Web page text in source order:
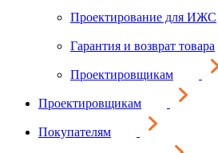
Проектирование для ИЖС
Гарантия и возврат товара
Проектировщикам
Проектировщикам
Покупателям